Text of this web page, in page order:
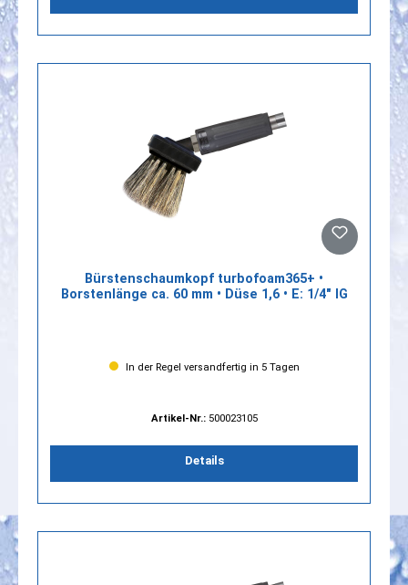
Bürstenschaumkopf turbofoam365+ •
Borstenlänge ca. 60 mm • Düse 1,6 • E: 1/4" IG
In der Regel versandfertig in 5 Tagen
Artikel-Nr.: 500023105
Details